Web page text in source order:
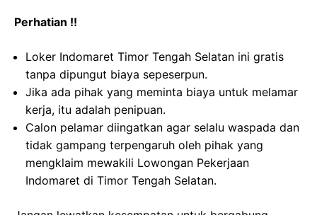
Perhatian !!
Loker Indomaret Timor Tengah Selatan ini gratis
tanpa dipungut biaya sepeserpun.
Jika ada pihak yang meminta biaya untuk melamar
kerja, itu adalah penipuan.
Calon pelamar diingatkan agar selalu waspada dan
tidak gampang terpengaruh oleh pihak yang
mengklaim mewakili Lowongan Pekerjaan
Indomaret di Timor Tengah Selatan.